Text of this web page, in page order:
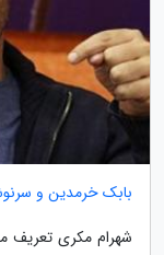
بابک خرمدین و
شهرام مکری تعریف